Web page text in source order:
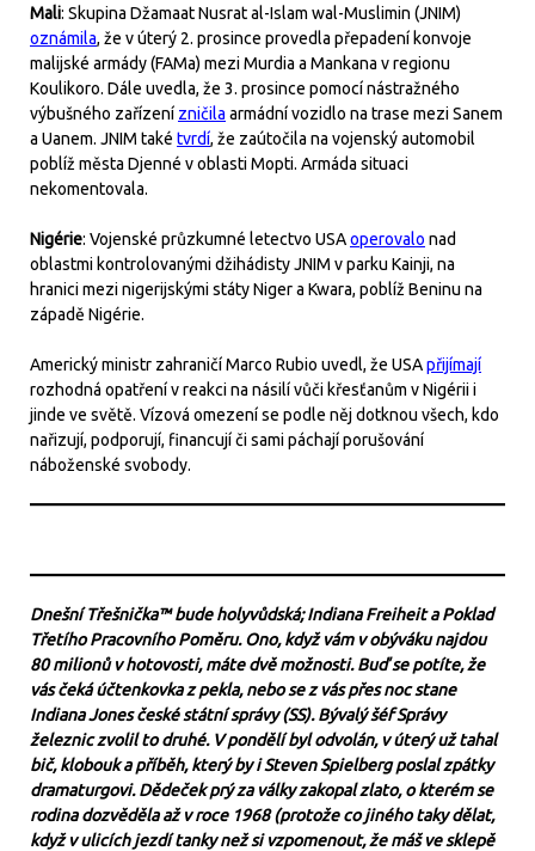
Mali: Skupina Džamaat Nusrat al-Islam wal-Muslimin (JNIM)
oznámila, že v úterý 2. prosince provedla přepadení konvoje
malijské armády (FAMa) mezi Murdia a Mankana v regionu
Koulikoro. Dále uvedla, že 3. prosince pomocí nástražného
výbušného zařízení zničila armádní vozidlo na trase mezi Sanem
a Uanem. JNIM také tvrdí, že zaútočila na vojenský automobil
poblíž města Djenné v oblasti Mopti. Armáda situaci
nekomentovala.
Nigérie: Vojenské průzkumné letectvo USAoperovalo nad
oblastmi kontrolovanými džihádisty JNIM v parku Kainji, na
hranici mezi nigerijskými státy Niger a Kwara, poblíž Beninu na
západě Nigérie.
Americký ministr zahraničí Marco Rubio uvedl, že USApřijímají
rozhodná opatření v reakci na násilí vůči křesťanům v Nigérii i
jinde ve světě. Vízová omezení se podle něj dotknou všech, kdo
nařizují, podporují, financují či sami páchají porušování
náboženské svobody.
Dnešní Třešnička™ bude holyvůdská; Indiana Freiheit a Poklad
Třetího Pracovního Poměru. Ono, když vám v obýváku najdou
80 milionů v hotovosti, máte dvě možnosti. Buď se potíte, že
vás čeká účtenkovka z pekla, nebo se z vás přes noc stane
Indiana Jones české státní správy (SS). Bývalý šéf Správy
železnic zvolil to druhé. V pondělí byl odvolán, v úterý už tahal
bič, klobouk a příběh, který by i Steven Spielberg poslal zpátky
dramaturgovi. Dědeček prý za války zakopal zlato, o kterém se
rodina dozvěděla až v roce 1968 (protože co jiného taky dělat,
když v ulicích jezdí tanky než si vzpomenout, že máš ve sklepě